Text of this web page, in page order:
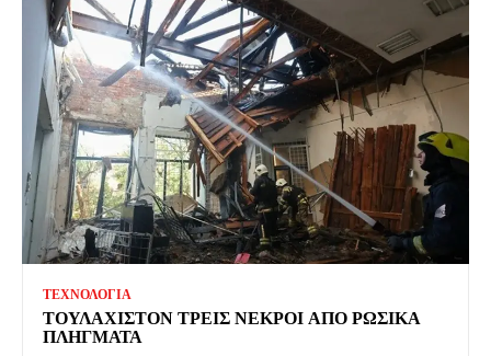
ΤΕΧΝΟΛΟΓΙΑ
ΤΟΥΛΑΧΙΣΤΟΝ ΤΡΕΙΣ ΝΕΚΡΟΙ ΑΠΟ ΡΩΣΙΚΑ
ΠΛΗΓΜΑΤΑ